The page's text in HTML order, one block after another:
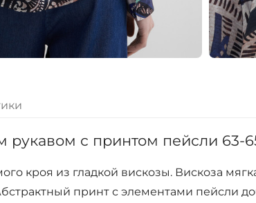
рукавом с принтом пейсли 63-
кроя из гладкой вискозы. Вискоза
принт с элементами пейсли